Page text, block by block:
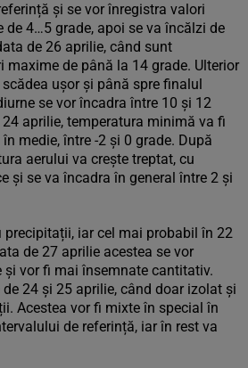
și se vor înregistra valori
de 4…5 grade, apoi se va încălzi de
de 26 aprilie, când sunt
maxime de până la 14 grade. Ulterior
ușor și până spre finalul
se vor încadra între 10 și 12
aprilie, temperatura minimă va fi
medie, între -2 și 0 grade. După
aerului va crește treptat, cu
și se va încadra în general între 2 și
precipitații, iar cel mai probabil în 22
de 27 aprilie acestea se vor
și vor fi mai însemnate cantitativ.
24 și 25 aprilie, când doar izolat și
Acestea vor fi mixte în special în
de referință, iar în rest va